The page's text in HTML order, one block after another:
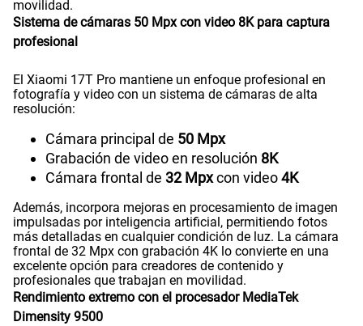
movilidad.
Sistema de cámaras 50 Mpx con video 8K para captura
profesional
El Xiaomi 17T Pro mantiene un enfoque profesional en
fotografía y video con un sistema de cámaras de alta
resolución:
Cámara principal de 50 Mpx
Grabación de video en resolución 8K
Cámara frontal de 32 Mpxcon video4K
Además, incorpora mejoras en procesamiento de imagen
impulsadas por inteligencia artificial, permitiendo fotos
más detalladas en cualquier condición de luz. La cámara
frontal de 32 Mpx con grabación 4K lo convierte en una
excelente opción para creadores de contenido y
profesionales que trabajan en movilidad.
Rendimiento extremo con el procesador MediaTek
Dimensity 9500